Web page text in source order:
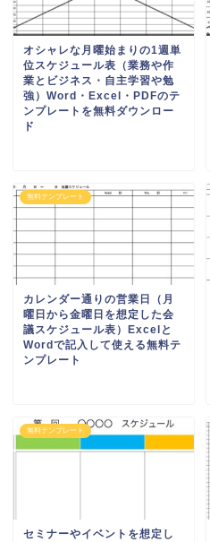
オシャレな月曜始まりの1週単
位スケジュール表（業務や作
業とビジネス・自主学習や勉
強）Word・Excel・PDFのテ
ンプレートを無料ダウンロー
ド
無料テンプレート
カレンダー通りの営業日（月
曜日から金曜日を想定した会
議スケジュール表）Excelと
Wordで記入して使える無料テ
ンプレート
無料テンプレート
セミナーやイベントを想定し